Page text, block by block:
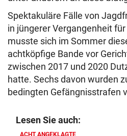
Spektakuläre Fälle von
in jüngerer Vergangenheit
musste sich im Sommer
achtköpfige Bande vor
zwischen 2017 und 2020
hatte. Sechs davon wurden
bedingten Gefängnisstrafen
Lesen Sie auch:
ACHT ANGEKLAGTE